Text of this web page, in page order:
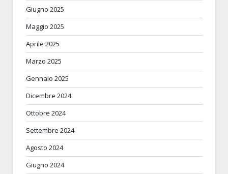
Giugno 2025
Maggio 2025
Aprile 2025
Marzo 2025
Gennaio 2025
Dicembre 2024
Ottobre 2024
Settembre 2024
Agosto 2024
Giugno 2024